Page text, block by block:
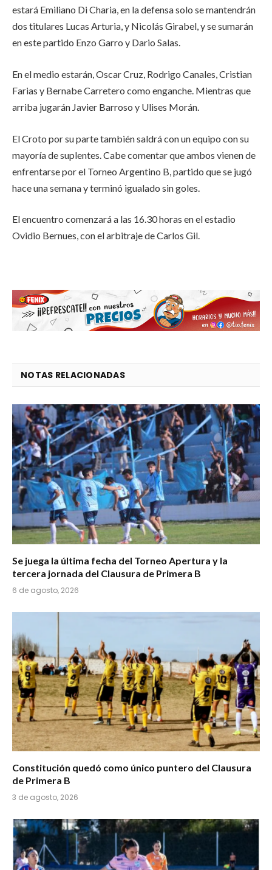
estará Emiliano Di Charia, en la defensa solo se mantendrán
dos titulares Lucas Arturia, y Nicolás Girabel, y se sumarán
en este partido Enzo Garro y Dario Salas.
En el medio estarán, Oscar Cruz, Rodrigo Canales, Cristian
Farias y Bernabe Carretero como enganche. Mientras que
arriba jugarán Javier Barroso y Ulises Morán.
El Croto por su parte también saldrá con un equipo con su
mayoría de suplentes. Cabe comentar que ambos vienen de
enfrentarse por el Torneo Argentino B, partido que se jugó
hace una semana y terminó igualado sin goles.
El encuentro comenzará a las 16.30 horas en el estadio
Ovidio Bernues, con el arbitraje de Carlos Gil.
NOTAS RELACIONADAS
Se juega la última fecha del Torneo Apertura y la
tercera jornada del Clausura de Primera B
6 de agosto, 2026
Constitución quedó como único puntero del Clausura
de Primera B
3 de agosto, 2026